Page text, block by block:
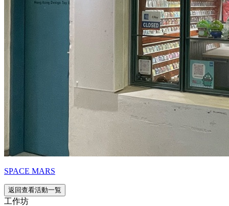
SPACE MARS
返回查看活動一覧
工作坊